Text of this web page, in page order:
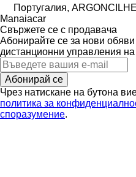
Португалия, ARGONCILHE
Manaiacar
Свържете се с продавача
Абонирайте се за нови обяви
дистанционни управления на
Абонирай се
Чрез натискане на бутона
политика за
споразумение.